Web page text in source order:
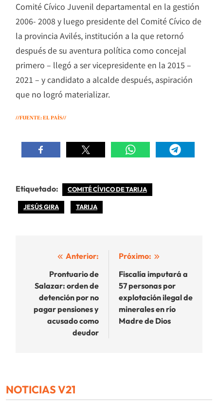
Comité Cívico Juvenil departamental en la gestión
2006- 2008 y luego presidente del Comité Cívico de
la provincia Avilés, institución a la que retornó
después de su aventura política como concejal
primero – llegó a ser vicepresidente en la 2015 –
2021 – y candidato a alcalde después, aspiración
que no logró materializar.
//FUENTE: EL PAÍS//
Etiquetado: COMITÉ CÍVICO DE TARIJA
JESÚS GIRA TARIJA
Navegación
entradas
Anterior:
Prontuario de
Salazar: orden de
detención por no
pagar pensiones y
acusado como
deudor
Próximo:
Fiscalía imputará a
57 personas por
explotación ilegal de
minerales en río
Madre de Dios
NOTICIAS V21